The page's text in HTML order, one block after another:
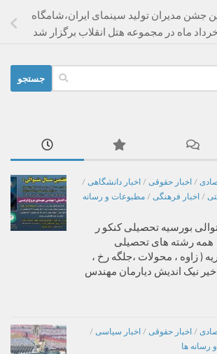
جشن مدیران تولید سینمای ایران،شامگاه
ماه در مجموعه هتل انقلاب برگزار شد
/ اخبار حقوقی / اخبار دانشگاهی /
/ اخبار فرهنگی / مطبوعات و رسانه
بورسیه تحصیلی کنکو ر
سراسری سال ۱۴۰۵ همه رشته های تحصیلی
( زاوه ، محولات ،جلگه رخ ،
نیک اندیش دیارمان مهندس
/ اخبار حقوقی / اخبار سیاسی /
رسانه ها